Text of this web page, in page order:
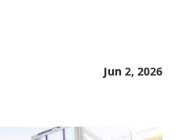
Jun 2, 2026